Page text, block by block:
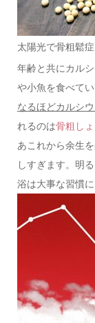
太陽光で骨粗鬆
年齢と共にカル
や小魚を食べて
なるほどカルシ
れるのは骨粗し
あこれから余生
しすぎます。明
浴は大事な習慣